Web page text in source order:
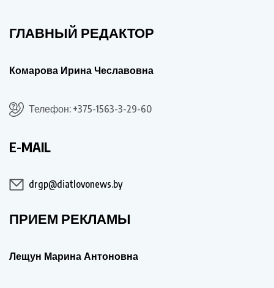
ГЛАВНЫЙ РЕДАКТОР
Комарова Ирина Чеславовна
Телефон: +375-1563-3-29-60
E-MAIL
drgp@diatlovonews.by
ПРИЕМ РЕКЛАМЫ
Лещун Марина Антоновна